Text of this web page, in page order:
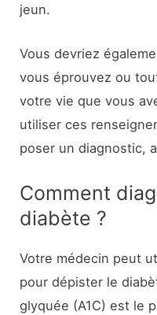
jeun.
Vous devriez
vous éprouvez ou
votre vie que vous
utiliser ces
poser un diagnostic,
Comment
diabète ?
Votre médecin peut
pour dépister le
glyquée (A1C) est le